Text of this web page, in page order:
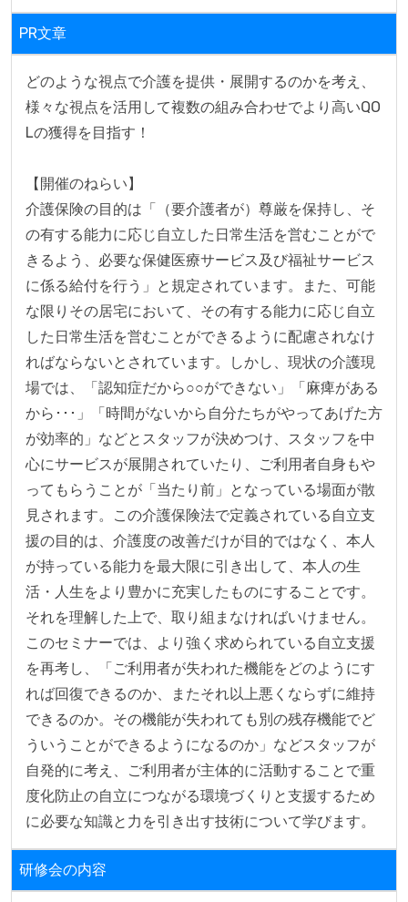
PR文章
どのような視点で介護を提供・展開するのかを考え、
様々な視点を活用して複数の組み合わせでより高いQO
Lの獲得を目指す！
【開催のねらい】
介護保険の目的は「（要介護者が）尊厳を保持し、そ
の有する能力に応じ自立した日常生活を営むことがで
きるよう、必要な保健医療サービス及び福祉サービス
に係る給付を行う」と規定されています。また、可能
な限りその居宅において、その有する能力に応じ自立
した日常生活を営むことができるように配慮されなけ
ればならないとされています。しかし、現状の介護現
場では、「認知症だから○○ができない」「麻痺がある
から･･･」「時間がないから自分たちがやってあげた方
が効率的」などとスタッフが決めつけ、スタッフを中
心にサービスが展開されていたり、ご利用者自身もや
ってもらうことが「当たり前」となっている場面が散
見されます。この介護保険法で定義されている自立支
援の目的は、介護度の改善だけが目的ではなく、本人
が持っている能力を最大限に引き出して、本人の生
活・人生をより豊かに充実したものにすることです。
それを理解した上で、取り組まなければいけません。
このセミナーでは、より強く求められている自立支援
を再考し、「ご利用者が失われた機能をどのようにす
れば回復できるのか、またそれ以上悪くならずに維持
できるのか。その機能が失われても別の残存機能でど
ういうことができるようになるのか」などスタッフが
自発的に考え、ご利用者が主体的に活動することで重
度化防止の自立につながる環境づくりと支援するため
に必要な知識と力を引き出す技術について学びます。
研修会の内容